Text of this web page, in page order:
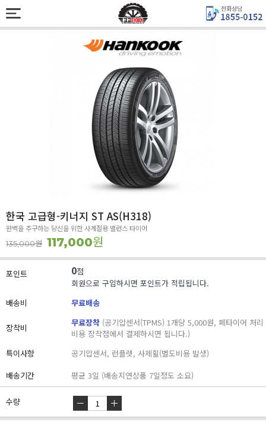
한국 고급형-키너지 ST AS(H318)
완벽을 추구하는 당신을 위한 사계절용 밸런스 타이어
135,000원 117,000원
포인트 0점
회원으로 구입하시면 포인트가 적립됩니다.
배송비
무료배송
장착비 무료장착 (공기압센서(TPMS) 1개당 5,000원, 폐타이어 처리
비용 장착점에서 결제하시면 됩니다.)
특이사항
공기압센서, 런플렛, 사제휠(별도비용 발생)
배송기간
평균 3일 (배송지연상품 7일정도 소요)
수량